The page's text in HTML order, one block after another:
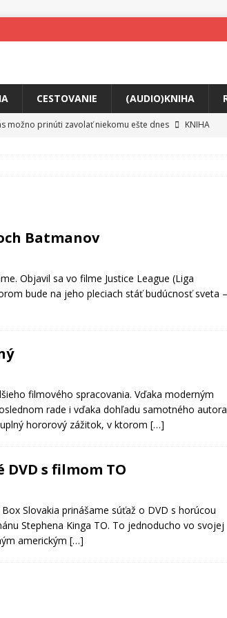
CESTOVANIE (AUDIO)KNIHA
možno prinúti zavolať niekomu ešte dnes
KNIHA
plný tajomstiev
FILM
Batmanov
Objavil sa vo filme Justice League (Liga
bude na jeho pleciach stáť budúcnosť sveta –
filmového spracovania. Vďaka moderným
rade i vďaka dohľadu samotného autora
hororový zážitok, v ktorom […]
s filmom TO
Slovakia prinášame súťaž o DVD s horúcou
Stephena Kinga TO. To jednoducho vo svojej
americkým […]